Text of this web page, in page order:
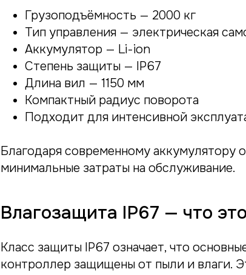
Грузоподъёмность — 2000 кг
Тип управления — электрическая
Аккумулятор — Li-ion
Степень защиты — IP67
Длина вил — 1150 мм
Компактный радиус поворота
Подходит для интенсивной
Благодаря современному аккумулятору
минимальные затраты на обслуживание.
Влагозащита IP67 — что
Класс защиты IP67 означает, что
контроллер защищены от пыли и влаги.